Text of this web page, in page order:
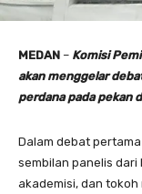
MEDAN – Komisi
akan menggelar
perdana pada pekan
Dalam debat
sembilan panelis
akademisi, dan tokoh